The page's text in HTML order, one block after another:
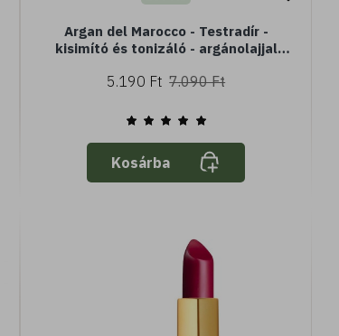
Argan del Marocco - Testradír -
kisimító és tonizáló - argánolajjal
5.190 Ft 7.090 Ft
Kosárba